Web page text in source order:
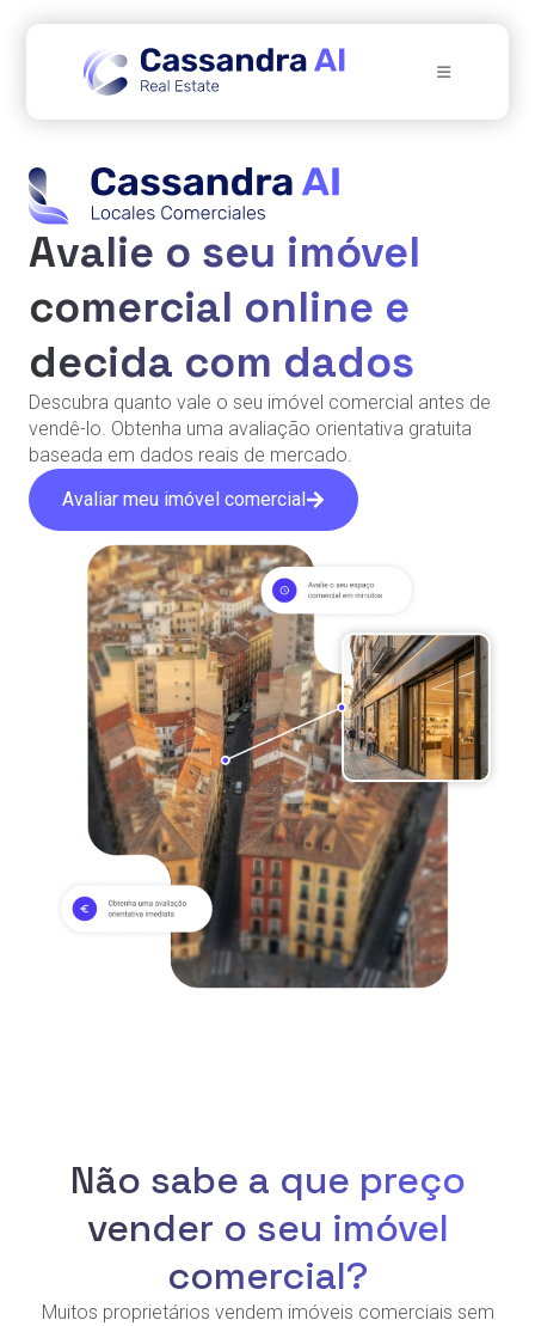
Avalie o seu imóvel
comercial online e
decida com dados
Descubra quanto vale o seu imóvel comercial antes de
vendê-lo. Obtenha uma avaliação orientativa gratuita
baseada em dados reais de mercado.
Avaliar meu imóvel comercial
Não sabe a que preço
vender o seu imóvel
comercial?
Muitos proprietários vendem imóveis comerciais sem